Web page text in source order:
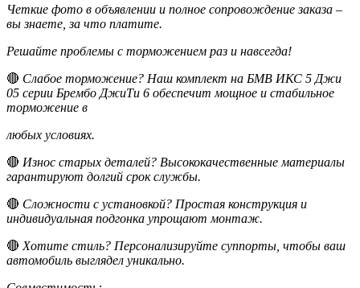
Четкие фото в объявлении и полное сопровождение заказа –
вы знаете, за что платите.
Решайте проблемы с торможением раз и навсегда!
🔴 Слабое торможение? Наш комплект на БМВ ИКС 5 Джи
05 серии Брембо ДжиТи 6 обеспечит мощное и стабильное
торможение в
любых условиях.
🔴 Износ старых деталей? Высококачественные материалы
гарантируют долгий срок службы.
🔴 Сложности с установкой? Простая конструкция и
индивидуальная подгонка упрощают монтаж.
🔴 Хотите стиль? Персонализируйте суппорты, чтобы ваш
автомобиль выглядел уникально.